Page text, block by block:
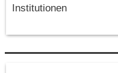
Institutionen